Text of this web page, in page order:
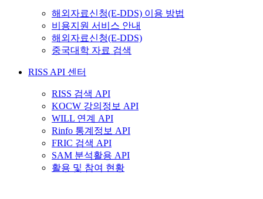
해외자료신청(E-DDS) 이용 방법
비용지원 서비스 안내
해외자료신청(E-DDS)
중국대학 자료 검색
RISS API 센터
RISS 검색 API
KOCW 강의정보 API
WILL 연계 API
Rinfo 통계정보 API
FRIC 검색 API
SAM 분석활용 API
활용 및 참여 현황